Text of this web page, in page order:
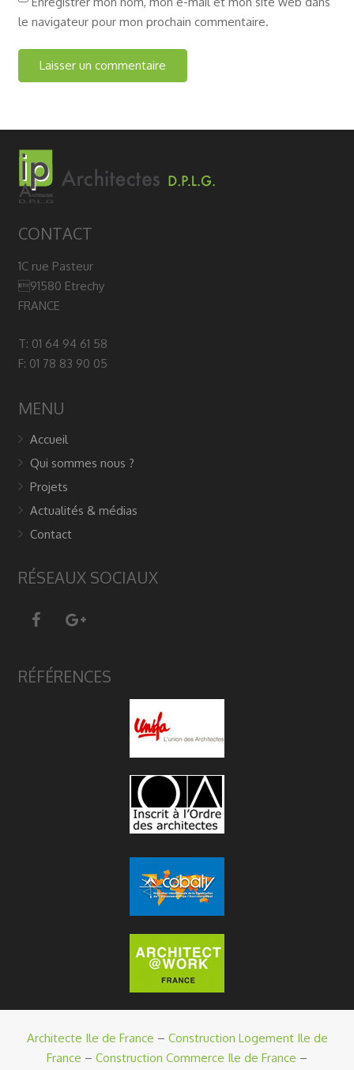
le navigateur pour mon prochain commentaire.
CONTACT
1C rue Pasteur
91580 Etrechy
FRANCE
T: 01 64 94 61 58
F: 01 78 83 90 05
MENU
Accueil
Qui sommes nous ?
Projets
Actualités & médias
Contact
RÉSEAUX SOCIAUX
RÉFÉRENCES
Architecte Ile de France – Construction Logement Ile de
France – Construction Commerce Ile de France –